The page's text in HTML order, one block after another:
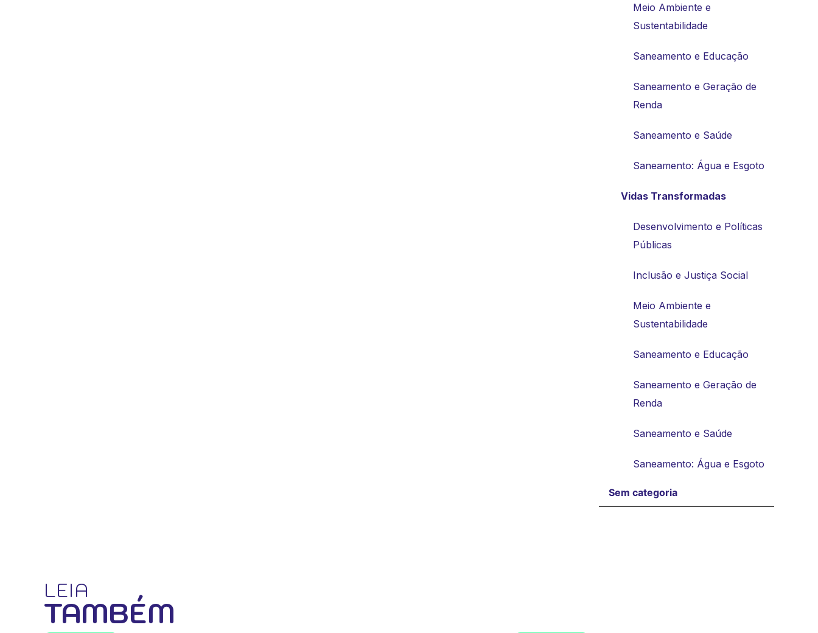
Meio Ambiente e
Sustentabilidade
Saneamento e Educação
Saneamento e Geração de
Renda
Saneamento e Saúde
Saneamento: Água e Esgoto
Vidas Transformadas
Desenvolvimento e Políticas
Públicas
Inclusão e Justiça Social
Meio Ambiente e
Sustentabilidade
Saneamento e Educação
Saneamento e Geração de
Renda
Saneamento e Saúde
Saneamento: Água e Esgoto
Sem categoria
LEIA
TAMBÉM